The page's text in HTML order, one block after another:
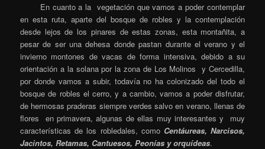
En cuanto a la vegetación que vamos a poder contemplar
en esta ruta, aparte del bosque de robles y la contemplación
desde lejos de los pinares de estas zonas, esta montañita, a
pesar de ser una dehesa donde pastan durante el verano y el
invierno montones de vacas de forma intensiva, debido a su
orientación a la solana por la zona de Los Molinos y Cercedilla,
por donde vamos a subir, todavía no ha colonizado del todo el
bosque de robles el cerro, y a cambio, vamos a poder disfrutar,
de hermosas praderas siempre verdes salvo en verano, llenas de
flores en primavera, algunas de ellas muy interesantes y muy
características de los robledales, como Centáureas, Narcisos,
Jacintos, Retamas, Cantuesos, Peonías y orquídeas.